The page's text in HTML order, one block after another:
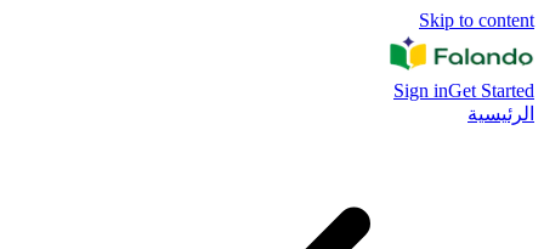
Skip to content
Sign inGet Started
الرئيسية